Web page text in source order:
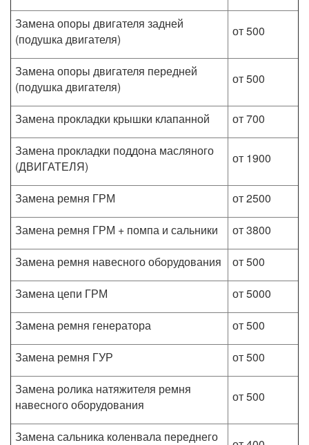
Замена опоры двигателя задней
(подушка двигателя)
от 500
Замена опоры двигателя передней
(подушка двигателя)
от 500
Замена прокладки крышки клапанной
от 700
Замена прокладки поддона масляного
(ДВИГАТЕЛЯ)
от 1900
Замена ремня ГРМ
от 2500
Замена ремня ГРМ + помпа и сальники
от 3800
Замена ремня навесного оборудования
от 500
Замена цепи ГРМ
от 5000
Замена ремня генератора
от 500
Замена ремня ГУР
от 500
Замена ролика натяжителя ремня
навесного оборудования
от 500
Замена сальника коленвала переднего